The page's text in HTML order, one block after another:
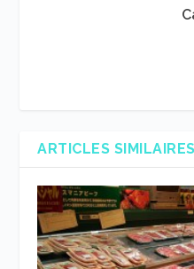
ARTICLES SIMILAIRES